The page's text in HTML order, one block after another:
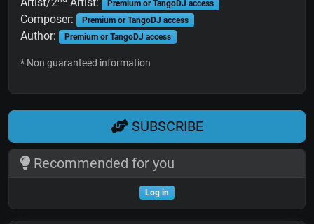
Premium or TangoDJ access
Composer: Premium or TangoDJ access
Author: Premium or TangoDJ access
* Non guaranteed information
SUBSCRIBE
Recommended for you
Log in